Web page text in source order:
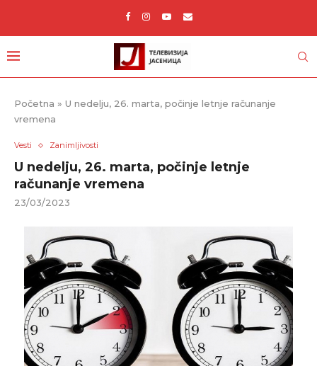
Početna » U nedelju, 26. marta, počinje letnje računanje
vremena
Vesti Zanimljivosti
U nedelju, 26. marta, počinje letnje
računanje vremena
23/03/2023